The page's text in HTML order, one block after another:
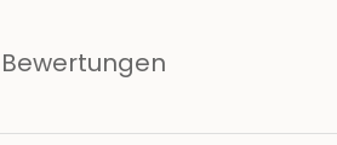
Bewertungen